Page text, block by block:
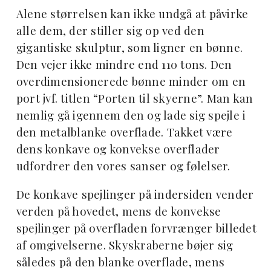
Alene størrelsen kan ikke undgå at påvirke
alle dem, der stiller sig op ved den
gigantiske skulptur, som ligner en bønne.
Den vejer ikke mindre end 110 tons. Den
overdimensionerede bønne minder om en
port jvf. titlen “Porten til skyerne”. Man kan
nemlig gå igennem den og lade sig spejle i
den metalblanke overflade. Takket være
dens konkave og konvekse overflader
udfordrer den vores sanser og følelser.
De konkave spejlinger på indersiden vender
verden på hovedet, mens de konvekse
spejlinger på overfladen forvrænger billedet
af omgivelserne. Skyskraberne bøjer sig
således på den blanke overflade, mens